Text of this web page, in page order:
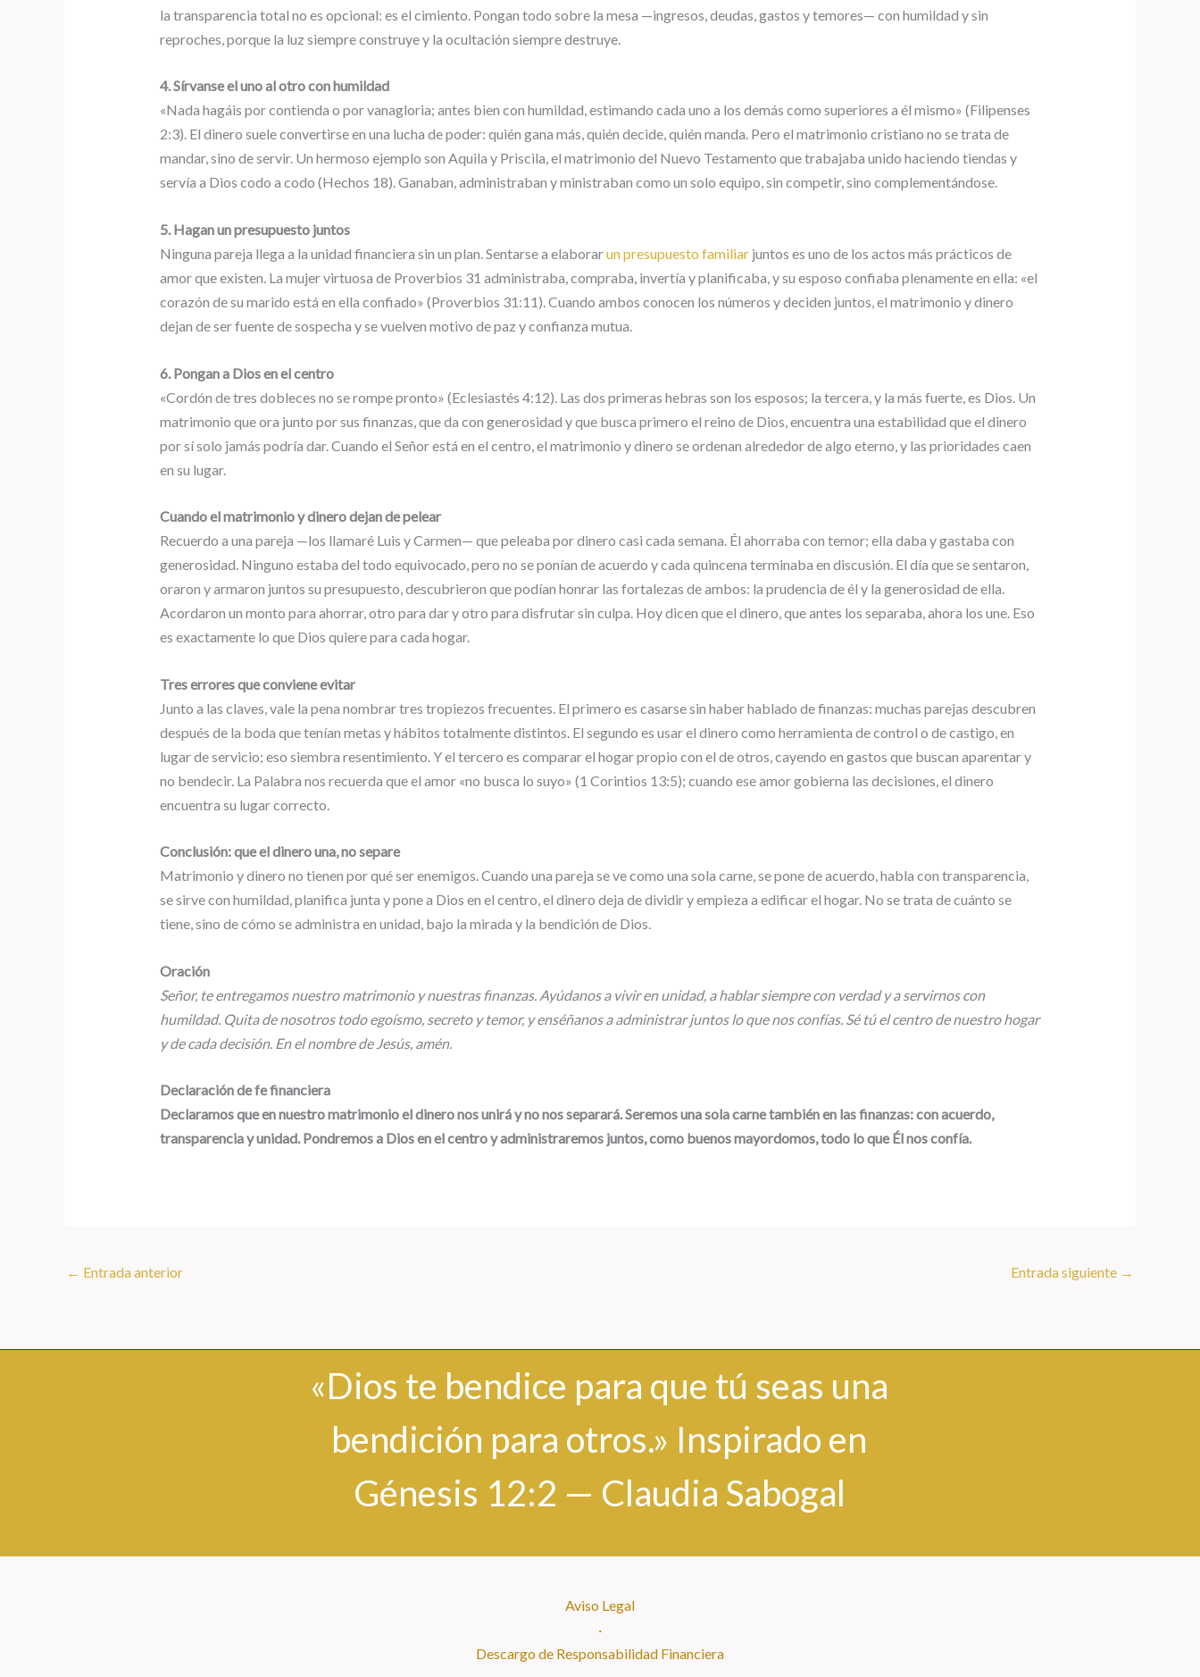
la transparencia total no es opcional: es el cimiento. Pongan todo sobre la mesa —ingresos, deudas, gastos y temores— con humildad y sin
reproches, porque la luz siempre construye y la ocultación siempre destruye.
4. Sírvanse el uno al otro con humildad
«Nada hagáis por contienda o por vanagloria; antes bien con humildad, estimando cada uno a los demás como superiores a él mismo» (Filipenses
2:3). El dinero suele convertirse en una lucha de poder: quién gana más, quién decide, quién manda. Pero el matrimonio cristiano no se trata de
mandar, sino de servir. Un hermoso ejemplo son Aquila y Priscila, el matrimonio del Nuevo Testamento que trabajaba unido haciendo tiendas y
servía a Dios codo a codo (Hechos 18). Ganaban, administraban y ministraban como un solo equipo, sin competir, sino complementándose.
5. Hagan un presupuesto juntos
Ninguna pareja llega a la unidad financiera sin un plan. Sentarse a elaborarun presupuesto familiarjuntos es uno de los actos más prácticos de
amor que existen. La mujer virtuosa de Proverbios 31 administraba, compraba, invertía y planificaba, y su esposo confiaba plenamente en ella: «el
corazón de su marido está en ella confiado» (Proverbios 31:11). Cuando ambos conocen los números y deciden juntos, el matrimonio y dinero
dejan de ser fuente de sospecha y se vuelven motivo de paz y confianza mutua.
6. Pongan a Dios en el centro
«Cordón de tres dobleces no se rompe pronto» (Eclesiastés 4:12). Las dos primeras hebras son los esposos; la tercera, y la más fuerte, es Dios. Un
matrimonio que ora junto por sus finanzas, que da con generosidad y que busca primero el reino de Dios, encuentra una estabilidad que el dinero
por sí solo jamás podría dar. Cuando el Señor está en el centro, el matrimonio y dinero se ordenan alrededor de algo eterno, y las prioridades caen
en su lugar.
Cuando el matrimonio y dinero dejan de pelear
Recuerdo a una pareja —los llamaré Luis y Carmen— que peleaba por dinero casi cada semana. Él ahorraba con temor; ella daba y gastaba con
generosidad. Ninguno estaba del todo equivocado, pero no se ponían de acuerdo y cada quincena terminaba en discusión. El día que se sentaron,
oraron y armaron juntos su presupuesto, descubrieron que podían honrar las fortalezas de ambos: la prudencia de él y la generosidad de ella.
Acordaron un monto para ahorrar, otro para dar y otro para disfrutar sin culpa. Hoy dicen que el dinero, que antes los separaba, ahora los une. Eso
es exactamente lo que Dios quiere para cada hogar.
Tres errores que conviene evitar
Junto a las claves, vale la pena nombrar tres tropiezos frecuentes. El primero es casarse sin haber hablado de finanzas: muchas parejas descubren
después de la boda que tenían metas y hábitos totalmente distintos. El segundo es usar el dinero como herramienta de control o de castigo, en
lugar de servicio; eso siembra resentimiento. Y el tercero es comparar el hogar propio con el de otros, cayendo en gastos que buscan aparentar y
no bendecir. La Palabra nos recuerda que el amor «no busca lo suyo» (1 Corintios 13:5); cuando ese amor gobierna las decisiones, el dinero
encuentra su lugar correcto.
Conclusión: que el dinero una, no separe
Matrimonio y dinero no tienen por qué ser enemigos. Cuando una pareja se ve como una sola carne, se pone de acuerdo, habla con transparencia,
se sirve con humildad, planifica junta y pone a Dios en el centro, el dinero deja de dividir y empieza a edificar el hogar. No se trata de cuánto se
tiene, sino de cómo se administra en unidad, bajo la mirada y la bendición de Dios.
Oración
Señor, te entregamos nuestro matrimonio y nuestras finanzas. Ayúdanos a vivir en unidad, a hablar siempre con verdad y a servirnos con
humildad. Quita de nosotros todo egoísmo, secreto y temor, y enséñanos a administrar juntos lo que nos confías. Sé tú el centro de nuestro hogar
y de cada decisión. En el nombre de Jesús, amén.
Declaración de fe financiera
Declaramos que en nuestro matrimonio el dinero nos unirá y no nos separará. Seremos una sola carne también en las finanzas: con acuerdo,
transparencia y unidad. Pondremos a Dios en el centro y administraremos juntos, como buenos mayordomos, todo lo que Él nos confía.
← Entrada anterior Entrada siguiente →
«Dios te bendice para que tú seas una
bendición para otros.» Inspirado en
Génesis 12:2 — Claudia Sabogal
Aviso Legal
·
Descargo de Responsabilidad Financiera